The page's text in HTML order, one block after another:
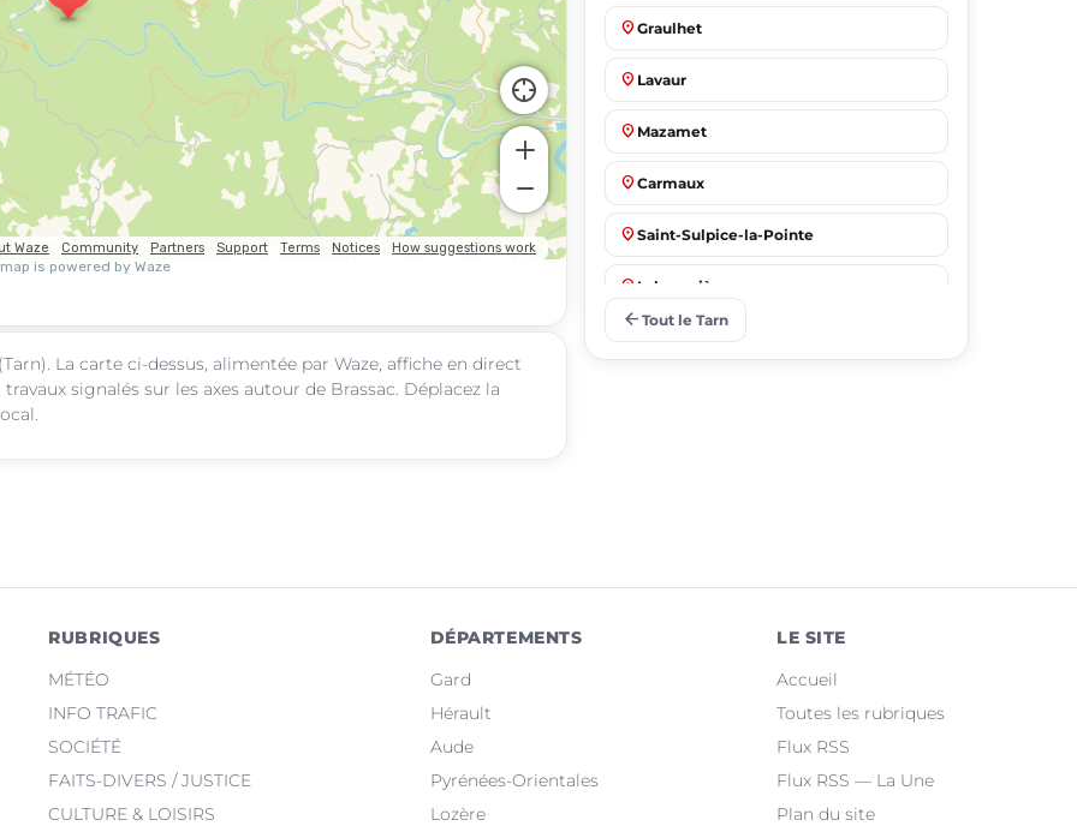
(Tarn). La carte ci-dessus, alimentée par Waze, affiche en direct
signalés sur les axes autour de Brassac. Déplacez la
place Graulhet
place Lavaur
place Mazamet
place Carmaux
place Saint-Sulpice-la-Pointe
place Labruguière
arrow_back Tout le Tarn
RUBRIQUES
MÉTÉO
INFO TRAFIC
SOCIÉTÉ
FAITS-DIVERS / JUSTICE
CULTURE & LOISIRS
DÉPARTEMENTS
Gard
Hérault
Aude
Pyrénées-Orientales
Lozère
LE SITE
Accueil
Toutes les rubriques
Flux RSS
Flux RSS — La Une
Plan du site